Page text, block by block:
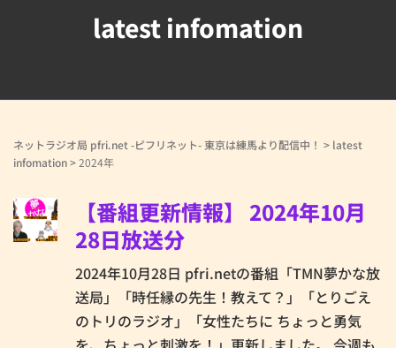
latest infomation
ネットラジオ局 pfri.net -ピフリネット- 東京は練馬より配信中！ > latest
infomation>2024年
【番組更新情報】 2024年10月
28日放送分
2024年10月28日 pfri.netの番組「TMN夢かな放
送局」「時任縁の先生！教えて？」「とりごえ
のトリのラジオ」「女性たちに ちょっと勇気